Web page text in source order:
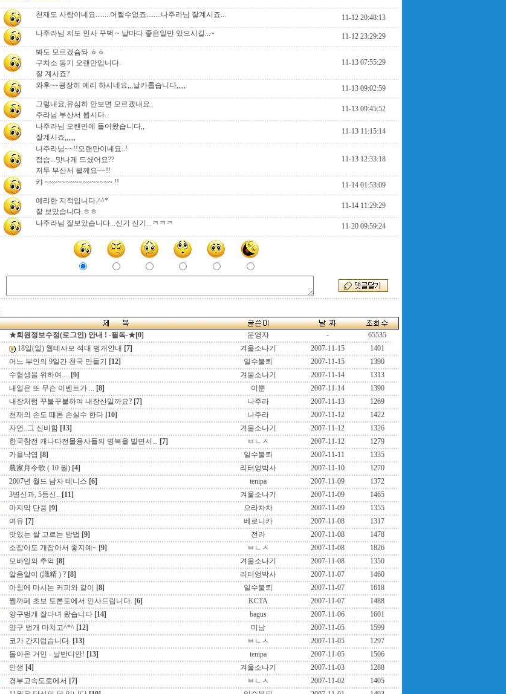
천재도 사람이네요........어쩔수없죠........나주라님 잘계시죠... 11-12 20:48:13
나주라님 저도 인사 꾸벅 ~ 날마다 좋은일만 있으시길...~ 11-12 23:29:29
봐도 모르겠슴돠 ㅎㅎ
구치소 동기 오랜만입니다.
잘 계시죠?
11-13 07:55:29
와후~~굉장히 예리 하시네요,,,날카롭습니다,,,,, 11-13 09:02:59
그렇내요,유심히 안보면 모르겠내요..
주라님 부산서 뵙시다..
11-13 09:45:52
나주라님 오랜만에 들어왔습니다,,
잘계시죠,,,,,,
11-13 11:15:14
나주라님~~!!오랜만이네요..!
점슴...맛나게 드셨어요??
저두 부산서 뵐께요~~!!
11-13 12:33:18
캬 ~~~~~~~~~~~~~~~~ !! 11-14 01:53:09
예리한 지적입니다.^^*
잘 보았습니다.ㅎㅎ
11-14 11:29:29
나주라님 잘보았습니다...신기 신기...ㅋㅋㅋ 11-20 09:59:24
★회원정보수정(로그인) 안내 ! -필독-★[0] 운영자 -
65535
18일(일) 웹테사모 석대 벙개안내 [7] 겨울소나기 2007-11-15
1401
어느 부인의 9일간 천국 만들기 [12] 일수불퇴 2007-11-15
1390
수험생을 위하여.... [9] 겨울소나기 2007-11-14
1313
내일은 또 무슨 이벤트가 ... [8] 이뿐 2007-11-14
1390
내장처럼 꾸불꾸불하여 내장산일까요? [7] 나주라 2007-11-13
1269
천재의 손도 때론 손실수 한다 [10] 나주라 2007-11-12
1422
자연..그 신비함 [13] 겨울소나기 2007-11-12
1326
한국참전 캐나다전몰용사들의 명복을 빌면서... [7] ㅂㄴㅅ 2007-11-12
1279
가을낙엽 [8] 일수불퇴 2007-11-11
1335
農家月令歌 ( 10 월) [4] 리터엉박사 2007-11-10
1270
2007년 월드 남자 테니스 [6] tenipa 2007-11-09
1372
3병신과, 5등신.. [11] 겨울소나기 2007-11-09
1465
마지막 단풍 [9] 으라차차 2007-11-09
1355
여유 [7] 베로니카 2007-11-08
1317
맛있는 쌀 고르는 방법 [9] 전라 2007-11-08
1478
소잡아도 개잡아서 좋지예~ [9] ㅂㄴㅅ 2007-11-08
1826
모바일의 추억 [8] 겨울소나기 2007-11-08
1350
알음알이 (識精 ) ? [8] 리터엉박사 2007-11-07
1460
아침에 마시는 커피와 같이 [8] 일수불퇴 2007-11-07
1618
웹까페 초보 토론토에서 인사드립니다. [6] KCTA 2007-11-07
1488
양구벙개 잘다녀 왔습니다 [14] bagus 2007-11-06
1601
양구 벙개 마치고^*^ [12] 미남 2007-11-05
1599
코가 간지럽습니다. [13] ㅂㄴㅅ 2007-11-05
1297
돌아온 거인 - 날반디안! [13] tenipa 2007-11-05
1506
인생 [4] 겨울소나기 2007-11-03
1288
경부고속도로에서 [7] ㅂㄴㅅ 2007-11-02
1405